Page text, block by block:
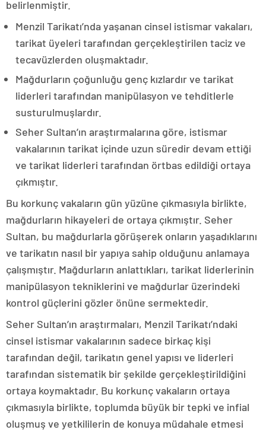
belirlenmiştir.
Menzil Tarikatı’nda yaşanan cinsel istismar vakaları,
tarikat üyeleri tarafından gerçekleştirilen taciz ve
tecavüzlerden oluşmaktadır.
Mağdurların çoğunluğu genç kızlardır ve tarikat
liderleri tarafından manipülasyon ve tehditlerle
susturulmuşlardır.
Seher Sultan’ın araştırmalarına göre, istismar
vakalarının tarikat içinde uzun süredir devam ettiği
ve tarikat liderleri tarafından örtbas edildiği ortaya
çıkmıştır.
Bu korkunç vakaların gün yüzüne çıkmasıyla birlikte,
mağdurların hikayeleri de ortaya çıkmıştır. Seher
Sultan, bu mağdurlarla görüşerek onların yaşadıklarını
ve tarikatın nasıl bir yapıya sahip olduğunu anlamaya
çalışmıştır. Mağdurların anlattıkları, tarikat liderlerinin
manipülasyon tekniklerini ve mağdurlar üzerindeki
kontrol güçlerini gözler önüne sermektedir.
Seher Sultan’ın araştırmaları, Menzil Tarikatı’ndaki
cinsel istismar vakalarının sadece birkaç kişi
tarafından değil, tarikatın genel yapısı ve liderleri
tarafından sistematik bir şekilde gerçekleştirildiğini
ortaya koymaktadır. Bu korkunç vakaların ortaya
çıkmasıyla birlikte, toplumda büyük bir tepki ve infial
oluşmuş ve yetkililerin de konuya müdahale etmesi